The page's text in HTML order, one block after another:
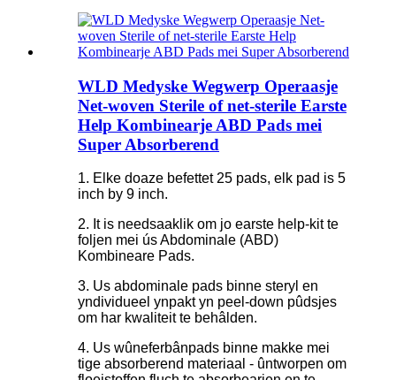
WLD Medyske Wegwerp Operaasje
Net-woven Sterile of net-sterile Earste
Help Kombinearje ABD Pads mei
Super Absorberend
1. Elke doaze befettet 25 pads, elk pad is 5
inch by 9 inch.
2. It is needsaaklik om jo earste help-kit te
foljen mei ús Abdominale (ABD)
Kombineare Pads.
3. Us abdominale pads binne steryl en
yndividueel ynpakt yn peel-down pûdsjes
om har kwaliteit te behâlden.
4. Us wûneferbânpads binne makke mei
tige absorberend materiaal - ûntworpen om